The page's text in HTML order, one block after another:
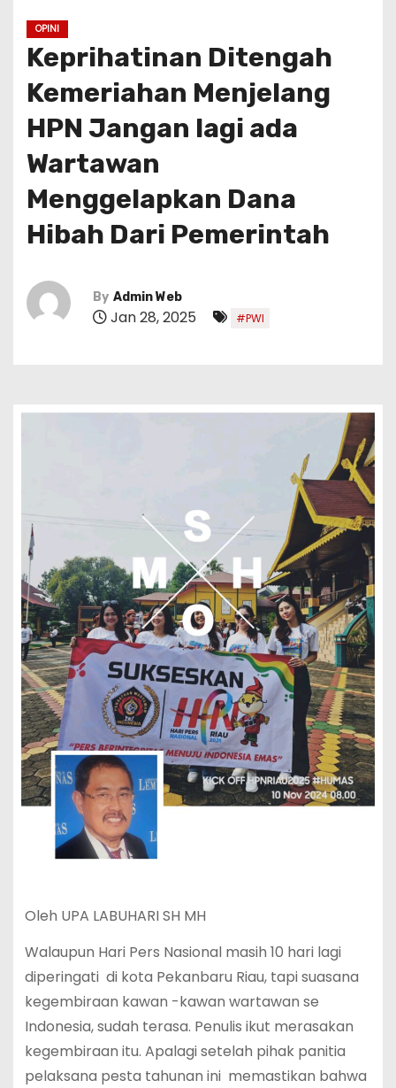
OPINI
Keprihatinan Ditengah
Kemeriahan Menjelang
HPN Jangan lagi ada
Wartawan
Menggelapkan Dana
Hibah Dari Pemerintah
By Admin Web
Jan 28, 2025 #PWI
Oleh UPA LABUHARI SH MH
Walaupun Hari Pers Nasional masih 10 hari lagi
diperingati di kota Pekanbaru Riau, tapi suasana
kegembiraan kawan -kawan wartawan se
Indonesia, sudah terasa. Penulis ikut merasakan
kegembiraan itu. Apalagi setelah pihak panitia
pelaksana pesta tahunan ini memastikan bahwa